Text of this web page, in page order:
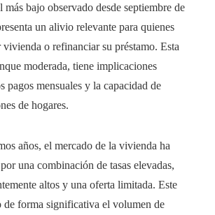
más bajo observado desde septiembre de
un alivio relevante para quienes
o refinanciar su préstamo. Esta
moderada, tiene implicaciones
pagos mensuales y la capacidad de
de hogares.
años, el mercado de la vivienda ha
una combinación de tasas elevadas,
altos y una oferta limitada. Este
de forma significativa el volumen de